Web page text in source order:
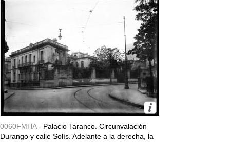
0060FMHA - Palacio Taranco. Circunvalación
Durango y calle Solís. Adelante a la derecha, la